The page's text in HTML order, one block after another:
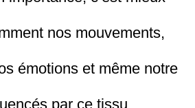
nos mouvements,
émotions et même notre
par ce tissu